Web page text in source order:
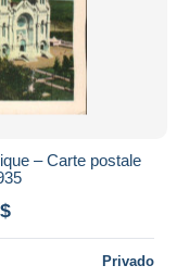
– Carte postale
Privado